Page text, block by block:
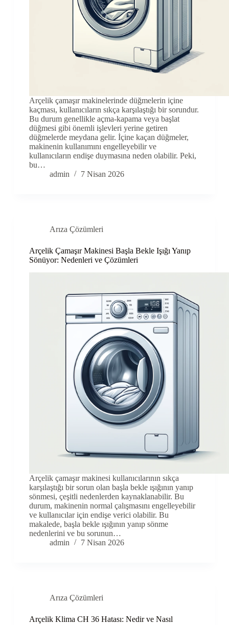
Arçelik çamaşır makinelerinde düğmelerin içine
kaçması, kullanıcıların sıkça karşılaştığı bir sorundur.
Bu durum genellikle açma-kapama veya başlat
düğmesi gibi önemli işlevleri yerine getiren
düğmelerde meydana gelir. İçine kaçan düğmeler,
makinenin kullanımını engelleyebilir ve
kullanıcıların endişe duymasına neden olabilir. Peki,
bu…
admin
7 Nisan 2026
Arıza Çözümleri
Arçelik Çamaşır Makinesi Başla Bekle Işığı Yanıp
Sönüyor: Nedenleri ve Çözümleri
Arçelik çamaşır makinesi kullanıcılarının sıkça
karşılaştığı bir sorun olan başla bekle ışığının yanıp
sönmesi, çeşitli nedenlerden kaynaklanabilir. Bu
durum, makinenin normal çalışmasını engelleyebilir
ve kullanıcılar için endişe verici olabilir. Bu
makalede, başla bekle ışığının yanıp sönme
nedenlerini ve bu sorunun…
admin
7 Nisan 2026
Arıza Çözümleri
Arçelik Klima CH 36 Hatası: Nedir ve Nasıl